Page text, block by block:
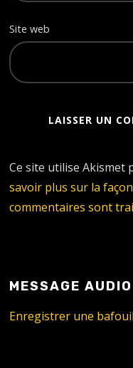
Site web
Ce site utilise Akismet
savoir plus sur la
commentaires sont
MESSAGE AUDIO
Enregistrer une